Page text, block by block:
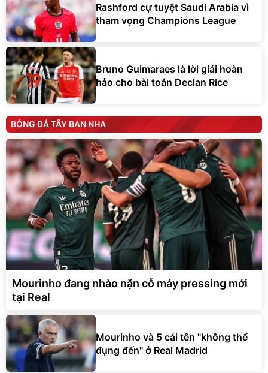
Rashford cự tuyệt Saudi Arabia vì
tham vọng Champions League
Bruno Guimaraes là lời giải hoàn
hảo cho bài toán Declan Rice
BÓNG ĐÁ TÂY BAN NHA
Mourinho đang nhào nặn cỗ máy pressing mới
tại Real
Mourinho và 5 cái tên "không thể
đụng đến" ở Real Madrid